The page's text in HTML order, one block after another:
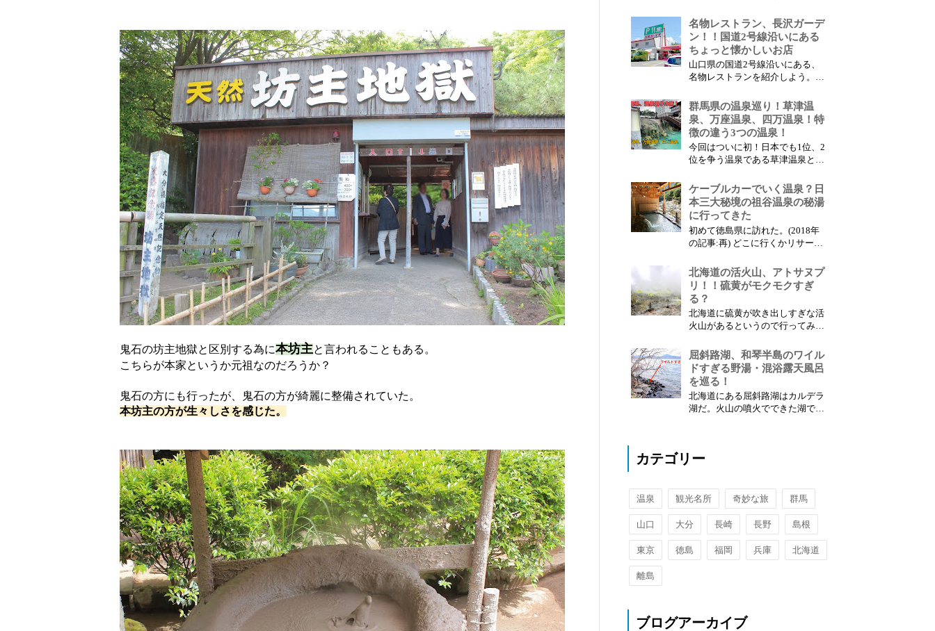
鬼石の坊主地獄と区別する為に本坊主と言われることもある。
こちらが本家というか元祖なのだろうか？
鬼石の方にも行ったが、鬼石の方が綺麗に整備されていた。
本坊主の方が生々しさを感じた。
ある 目黒寄生虫館 だ。 今回、そ
の博物館に行ってみたので紹介し
よう。 行く人は心して行って欲
しい、 閲覧注意の博物館 だ、 し
かし怖いもの見たさで行きたくな
ってし...
名物レストラン、長沢ガーデ
ン！！国道2号線沿いにある
ちょっと懐かしいお店
山口県の国道2号線沿いにある、
名物レストランを紹介しよう。
きたくなるレストランだ。 2号線
ユーザーおなじみ！長沢ガーデン
そのレストランがあるのは、山口
県鋳銭司の長沢池の辺り、国道2
号線沿いだ。 昭和を感じること
ができる、...
群馬県の温泉巡り！草津温
泉、万座温泉、四万温泉！特
徴の違う3つの温泉！
今回はついに初！日本でも1位、2
位を争う温泉である草津温泉と、
（2019年の記事:再） 豊富な温泉
と温泉街、そして自然を感じされ
る場所であった。 紹介しよう。
群馬県の温泉巡り！草津、万座、
四万！ 温泉巡りの旅！ 今回は群
馬県の温...
ケーブルカーでいく温泉？日
本三大秘境の祖谷温泉の秘湯
に行ってきた
初めて徳島県に訪れた。(2018年
の記事:再) どこに行くかリサーチ
だ。 徳島の奥深い山にあり、険
しい渓谷と美しい自然が残る場所
だ。 まずその温泉がある祖谷渓
谷に向かった。 日本三大秘境の
一つ祖谷渓谷 日本人は三大〇〇
と言う言葉...
北海道の活火山、アトサヌプ
リ！！硫黄がモクモクすぎ
る？
北海道に硫黄が吹き出しすぎな活
火山があるというので行ってみ
当に日本か？地球か？ と思う自
然の光景であった。 硫黄がモク
モク、アトサヌプリ 北海道、弟
子屈にあるのが活火山アトサヌプ
リだ。 今でも火山活動が活発 で
火山ガスを...
屈斜路湖、和琴半島のワイル
ドすぎる野湯・混浴露天風呂
を巡る！
北海道にある屈斜路湖はカルデラ
湖だ。火山の噴火でできた湖であ
浴の露天 も多くある。 その中の
路の周...
カテゴリー
温泉 観光名所 奇妙な旅 群馬
山口 大分 長崎 長野 島根
東京 徳島 福岡 兵庫 北海道
離島
ブログアーカイブ